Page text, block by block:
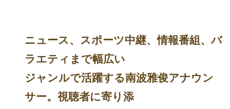
ニュース、スポーツ中継、情報番組、バ
ラエティまで幅広い
ジャンルで活躍する南波雅俊アナウン
サー。視聴者に寄り添